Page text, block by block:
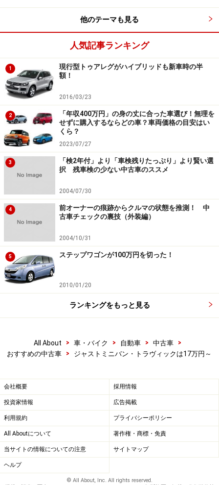
他のテーマも見る
人気記事ランキング
1
現行型トゥアレグがハイブリッドも新車時の半
額！
2016/03/23
2
「年収400万円」の身の丈に合った車選び！無理を
せずに購入するならどの車？車両価格の目安はい
くら？
2023/07/27
3
「検2年付」より「車検残りたっぷり」より賢い選
択 残車検の少ない中古車のススメ
2004/07/30
4
前オーナーの痕跡からクルマの状態を推測！ 中
古車チェックの裏技（外装編）
2004/10/31
5 ステップワゴンが100万円を切った！
2010/01/20
ランキングをもっと見る
All About > 車・バイク > 自動車 > 中古車
>
おすすめの中古車
> ジャストミニバン・トラヴィックは17万円～
会社概要 採用情報
投資家情報 広告掲載
利用規約 プライバシーポリシー
All Aboutについて 著作権・商標・免責
当サイトの情報についての注意 サイトマップ
ヘルプ
© All About, Inc. All rights reserved.